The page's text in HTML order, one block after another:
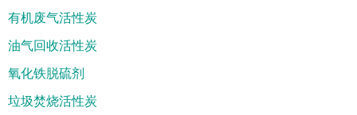
有机废气活性炭
油气回收活性炭
氧化铁脱硫剂
垃圾焚烧活性炭